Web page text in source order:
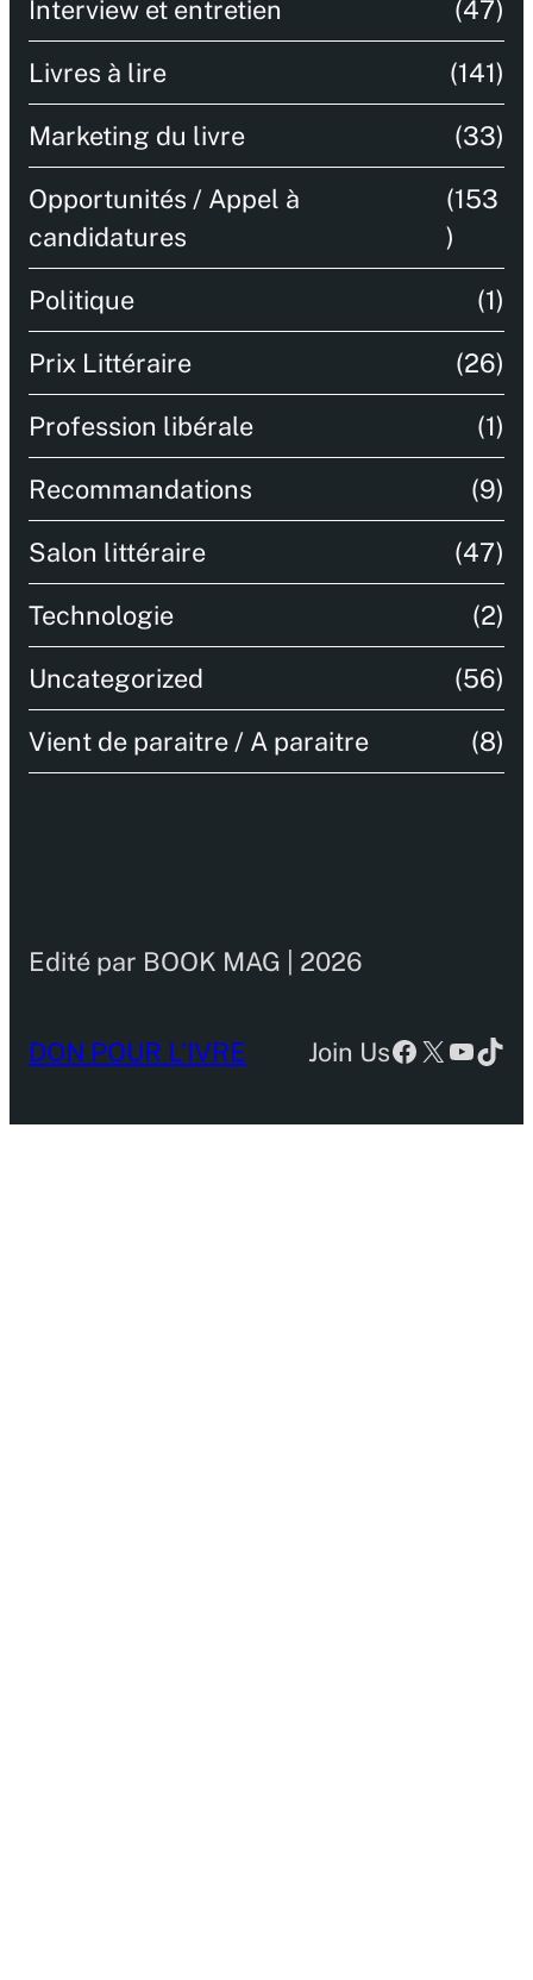
Interview et entretien (47)
Livres à lire (141)
Marketing du livre (33)
Opportunités / Appel à
candidatures
(153
)
Politique (1)
Prix Littéraire (26)
Profession libérale (1)
Recommandations (9)
Salon littéraire (47)
Technologie (2)
Uncategorized (56)
Vient de paraitre / A paraitre (8)
Edité par BOOK MAG | 2026
DON POUR L’IVRE Join UsFacebook
X